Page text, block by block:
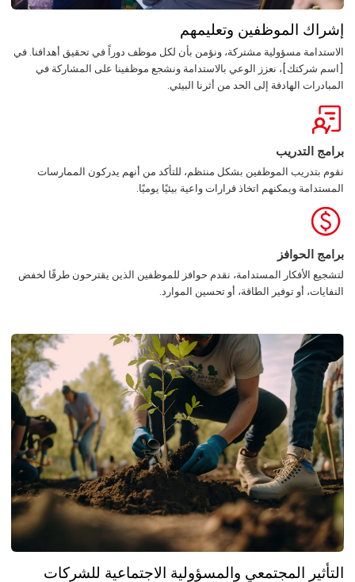
إشراك الموظفين وتعليمهم
الاستدامة مسؤولية مشتركة، ونؤمن بأن لكل موظف دوراً في تحقيق أهدافنا. في
[اسم شركتك]، نعزز الوعي بالاستدامة ونشجع موظفينا على المشاركة في
المبادرات الهادفة إلى الحد من أثرنا البيئي.
برامج التدريب
نقوم بتدريب الموظفين بشكل منتظم، للتأكد من أنهم يدركون الممارسات
المستدامة ويمكنهم اتخاذ قرارات واعية بيئيًا يوميًا.
برامج الحوافز
لتشجيع الأفكار المستدامة، نقدم حوافز للموظفين الذين يقترحون طرقًا لخفض
النفايات، أو توفير الطاقة، أو تحسين الموارد.
التأثير المجتمعي والمسؤولية الاجتماعية للشركات